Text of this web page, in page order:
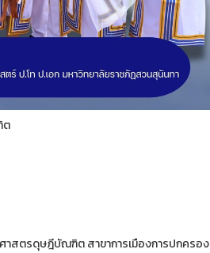
ต
าสตรดุษฎีบัณฑิต สาขาการเมืองการปกครอง